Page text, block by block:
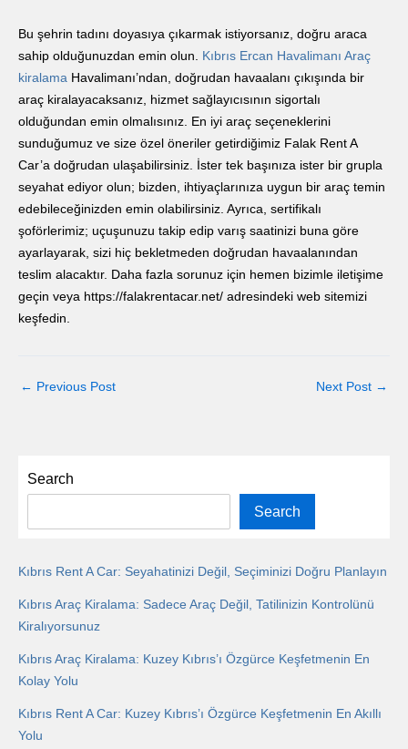
Bu şehrin tadını doyasıya çıkarmak istiyorsanız, doğru araca
sahip olduğunuzdan emin olun. Kıbrıs Ercan Havalimanı Araç
kiralama Havalimanı’ndan, doğrudan havaalanı çıkışında bir
araç kiralayacaksanız, hizmet sağlayıcısının sigortalı
olduğundan emin olmalısınız. En iyi araç seçeneklerini
sunduğumuz ve size özel öneriler getirdiğimiz Falak Rent A
Car’a doğrudan ulaşabilirsiniz. İster tek başınıza ister bir grupla
seyahat ediyor olun; bizden, ihtiyaçlarınıza uygun bir araç temin
edebileceğinizden emin olabilirsiniz. Ayrıca, sertifikalı
şoförlerimiz; uçuşunuzu takip edip varış saatinizi buna göre
ayarlayarak, sizi hiç bekletmeden doğrudan havaalanından
teslim alacaktır. Daha fazla sorunuz için hemen bizimle iletişime
geçin veya https://falakrentacar.net/ adresindeki web sitemizi
keşfedin.
← Previous Post Next Post →
Search
Search
Kıbrıs Rent A Car: Seyahatinizi Değil, Seçiminizi Doğru Planlayın
Kıbrıs Araç Kiralama: Sadece Araç Değil, Tatilinizin Kontrolünü
Kiralıyorsunuz
Kıbrıs Araç Kiralama: Kuzey Kıbrıs’ı Özgürce Keşfetmenin En
Kolay Yolu
Kıbrıs Rent A Car: Kuzey Kıbrıs’ı Özgürce Keşfetmenin En Akıllı
Yolu